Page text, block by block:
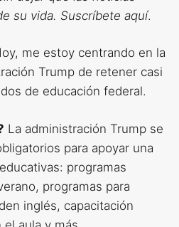
su vida. Suscríbete aquí.
me estoy centrando en la
Trump de retener casi
de educación federal.
La administración Trump se
para apoyar una
programas
programas para
inglés, capacitación